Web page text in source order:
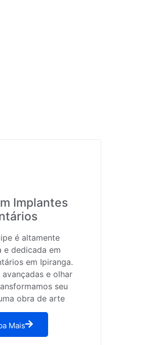
Implantes
é altamente
e dedicada em
em Ipiranga.
e olhar
seu
obra de arte
Mais